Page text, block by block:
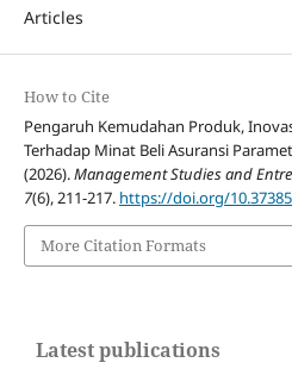
Articles
How to Cite
Pengaruh Kemudahan Produk,
Terhadap Minat Beli Asuransi
(2026).Management Studies and
7(6), 211-217. https://doi.org/
More Citation Formats
Latest publications